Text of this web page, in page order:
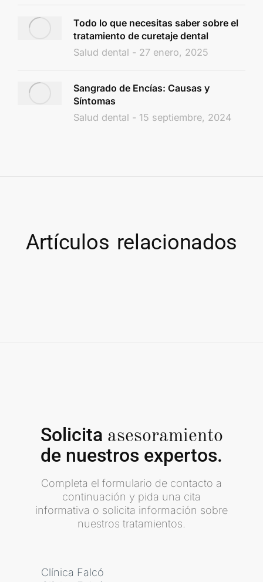
Todo lo que necesitas saber sobre el
tratamiento de curetaje dental
Salud dental
27 enero, 2025
Sangrado de Encías: Causas y
Síntomas
Salud dental
15 septiembre, 2024
Artículos relacionados
Solicita asesoramiento
de nuestros expertos.
Completa el formulario de contacto a
continuación y pida una cita
informativa o solicita información sobre
nuestros tratamientos.
Clínica Falcó